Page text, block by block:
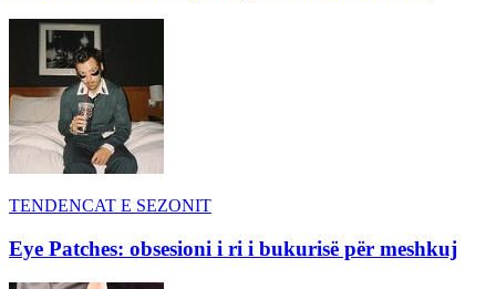
TENDENCAT E SEZONIT
Eye Patches: obsesioni i ri i bukurisë për meshkuj